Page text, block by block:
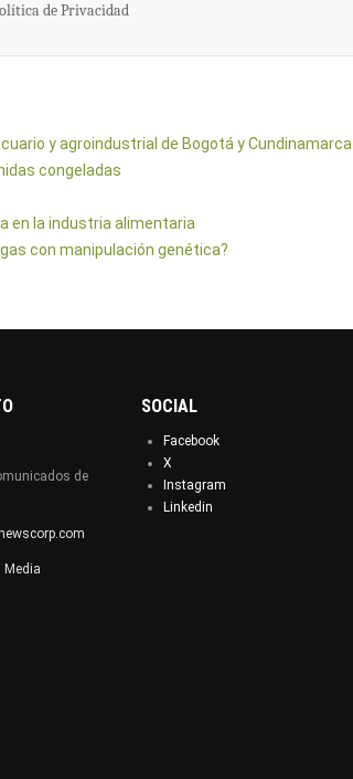
de Privacidad
y agroindustrial de Bogotá y Cundinamarca
congeladas
en la industria alimentaria
con manipulación genética?
de
Media
SOCIAL
Facebook
X
Instagram
Linkedin